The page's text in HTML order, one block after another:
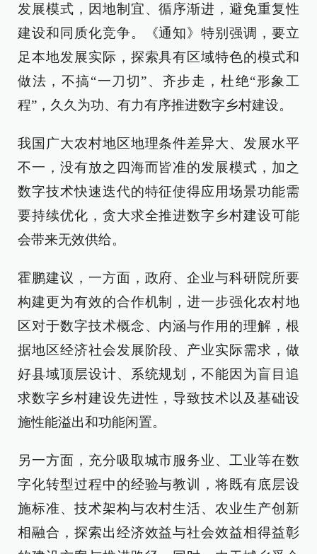
发展模式，因地制宜、循序渐进，避免重复性
建设和同质化竞争。《通知》特别强调，要立
足本地发展实际，探索具有区域特色的模式和
做法，不搞“一刀切”、齐步走，杜绝“形象工
程”，久久为功、有力有序推进数字乡村建设。
我国广大农村地区地理条件差异大、发展水平
不一，没有放之四海而皆准的发展模式，加之
数字技术快速迭代的特征使得应用场景功能需
要持续优化，贪大求全推进数字乡村建设可能
会带来无效供给。
霍鹏建议，一方面，政府、企业与科研院所要
构建更为有效的合作机制，进一步强化农村地
区对于数字技术概念、内涵与作用的理解，根
据地区经济社会发展阶段、产业实际需求，做
好县域顶层设计、系统规划，不能因为盲目追
求数字乡村建设先进性，导致技术以及基础设
施性能溢出和功能闲置。
另一方面，充分吸取城市服务业、工业等在数
字化转型过程中的经验与教训，将既有底层设
施标准、技术架构与农村生活、农业生产创新
相融合，探索出经济效益与社会效益相得益彰